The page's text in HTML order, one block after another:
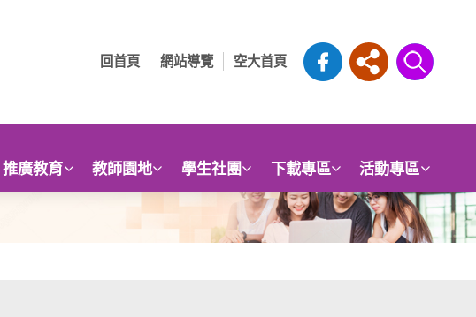
回首頁 網站導覽 空大首頁
推廣教育 教師園地 學生社團 下載專區 活動專區